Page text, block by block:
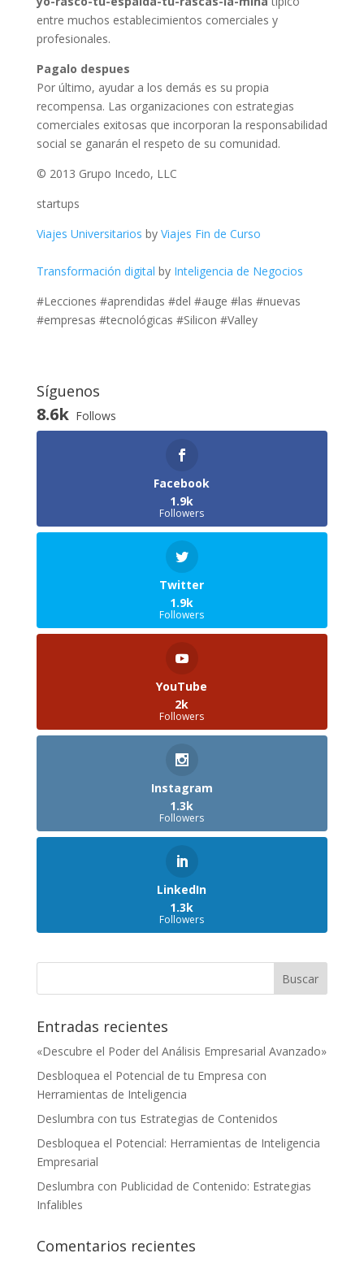
entre muchos establecimientos comerciales y
profesionales.
Pagalo despues
Por último, ayudar a los demás es su propia
recompensa. Las organizaciones con estrategias
comerciales exitosas que incorporan la responsabilidad
social se ganarán el respeto de su comunidad.
© 2013 Grupo Incedo, LLC
startups
Viajes Universitarios by Viajes Fin de Curso
Transformación digital by Inteligencia de Negocios
#Lecciones #aprendidas #del #auge #las #nuevas
#empresas #tecnológicas #Silicon #Valley
Síguenos
8.6k Follows
Facebook
1.9k
Followers
Twitter
1.9k
Followers
YouTube
2k
Followers
Instagram
1.3k
Followers
LinkedIn
1.3k
Followers
Entradas recientes
«Descubre el Poder del Análisis Empresarial Avanzado»
Desbloquea el Potencial de tu Empresa con
Herramientas de Inteligencia
Deslumbra con tus Estrategias de Contenidos
Desbloquea el Potencial: Herramientas de Inteligencia
Empresarial
Deslumbra con Publicidad de Contenido: Estrategias
Infalibles
Comentarios recientes